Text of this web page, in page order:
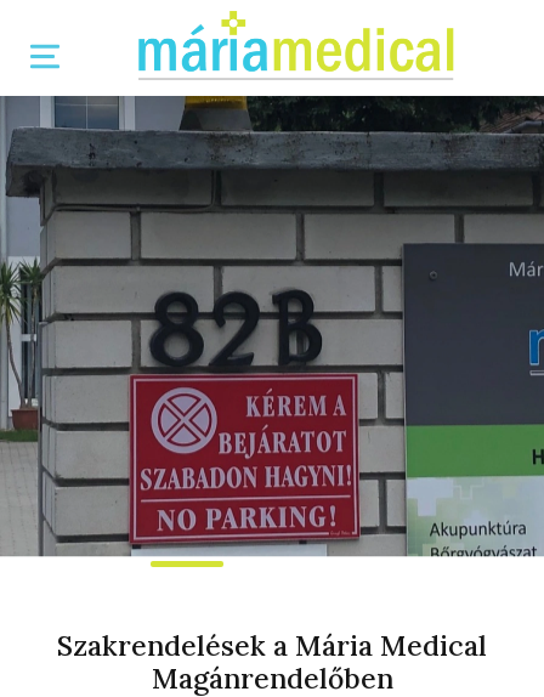
Szakrendelések a Mária Medical
Magánrendelőben